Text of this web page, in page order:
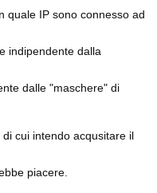
quale IP sono connesso ad
indipendente dalla
dalle "maschere" di
cui intendo acqusitare il
piacere.